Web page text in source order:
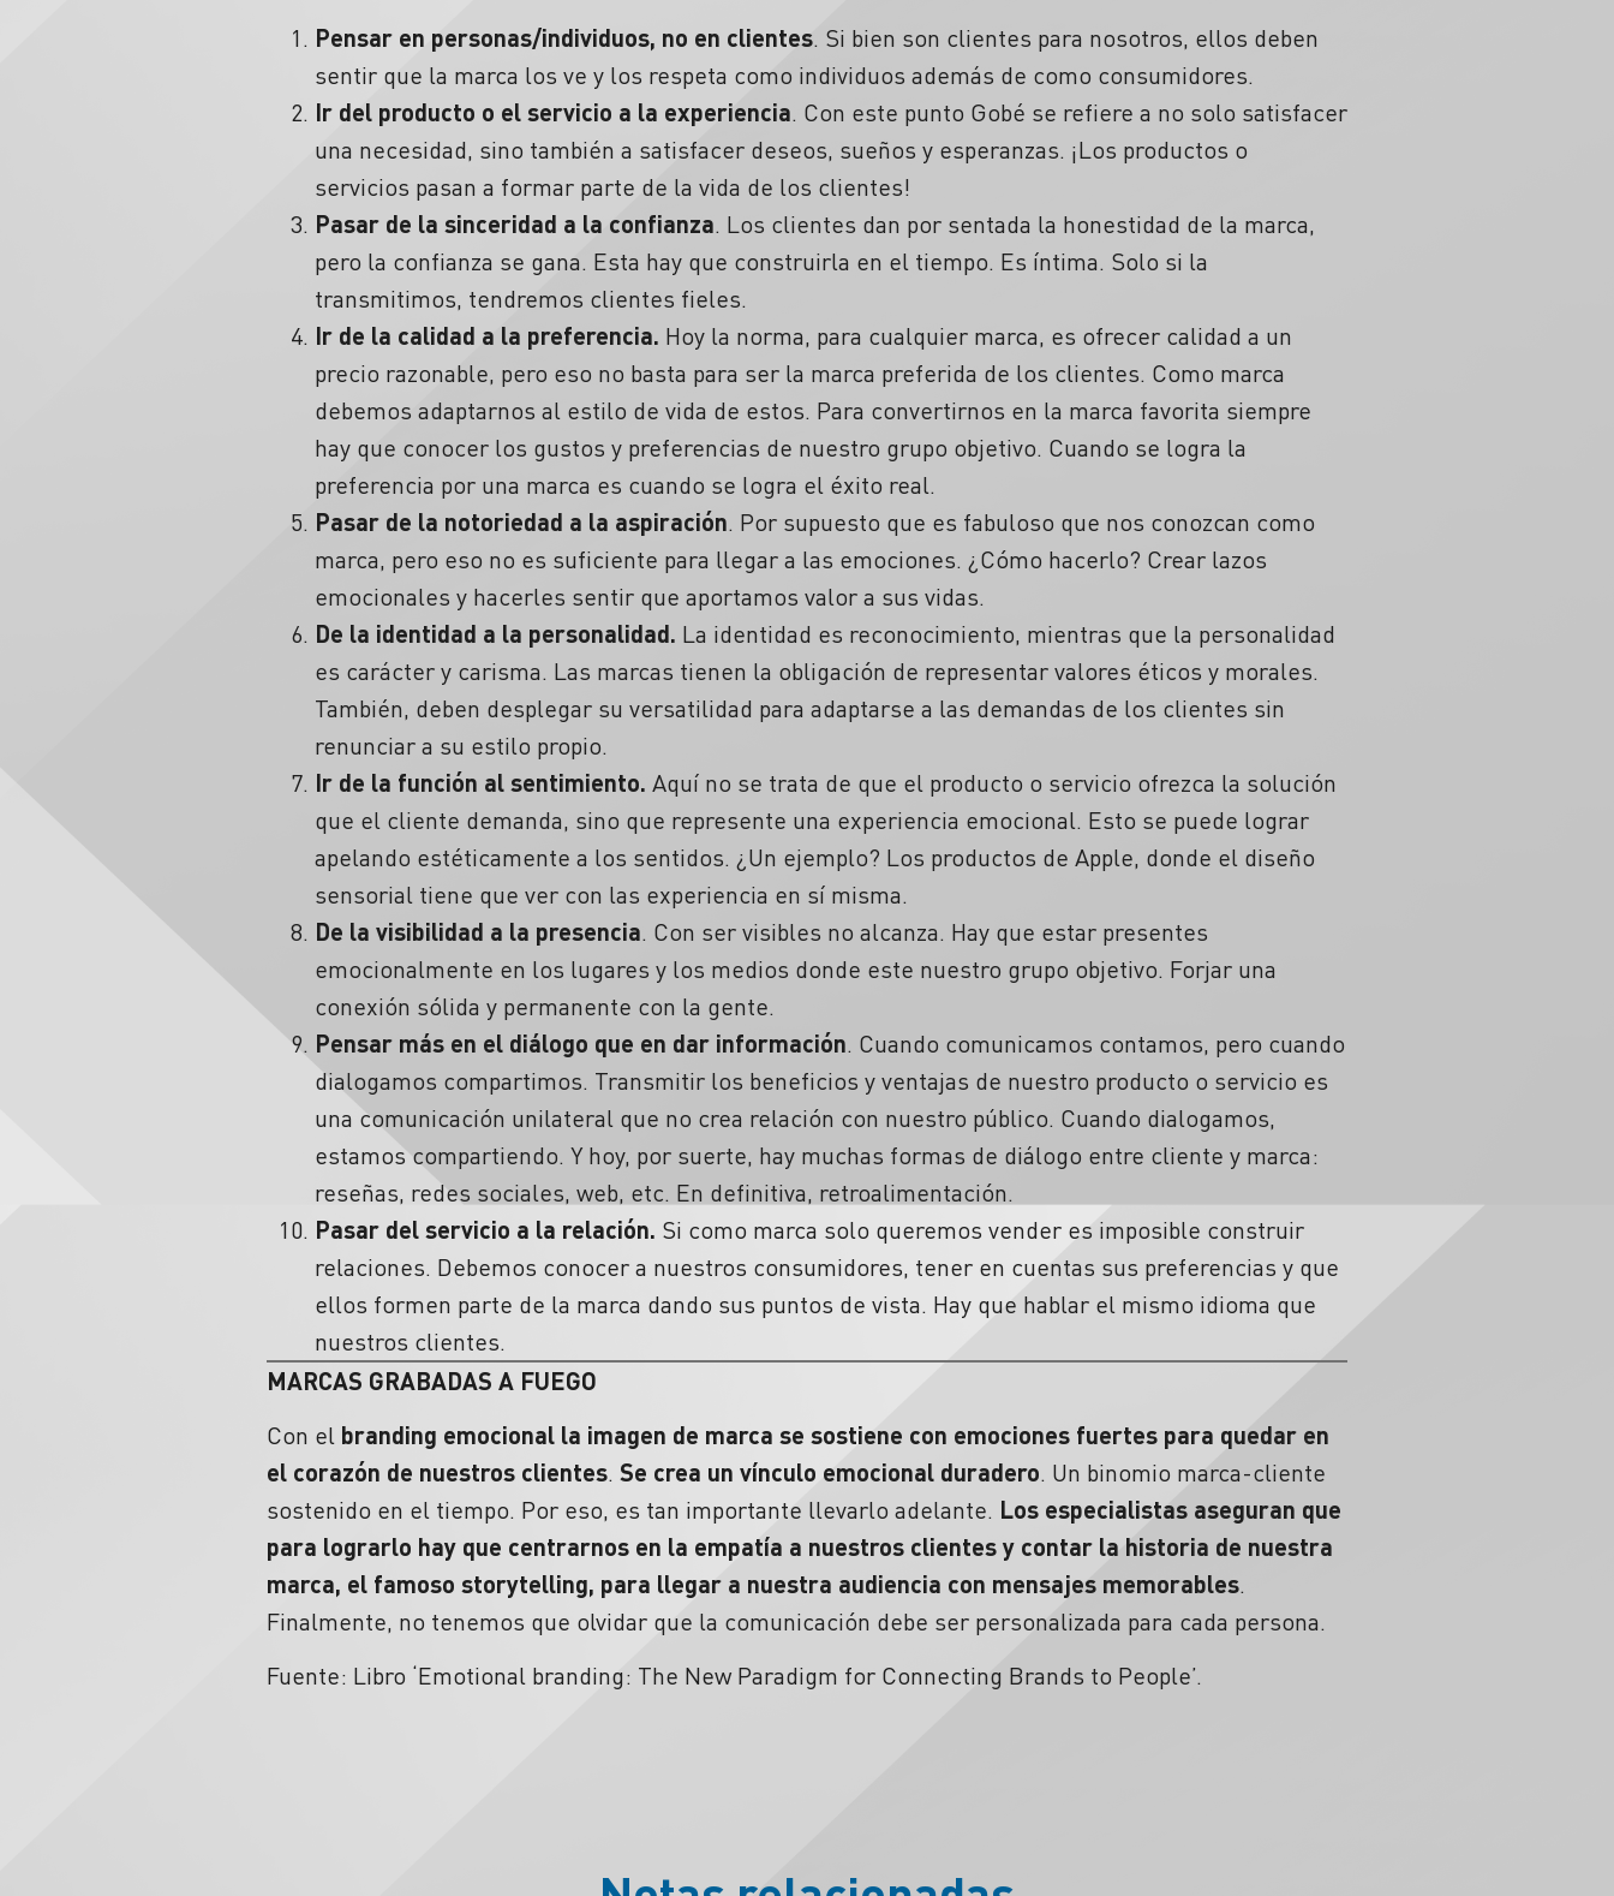
Pensar en personas/individuos, no en clientes. Si bien son clientes para nosotros, ellos deben
sentir que la marca los ve y los respeta como individuos además de como consumidores.
Ir del producto o el servicio a la experiencia. Con este punto Gobé se refiere a no solo satisfacer
una necesidad, sino también a satisfacer deseos, sueños y esperanzas. ¡Los productos o
servicios pasan a formar parte de la vida de los clientes!
Pasar de la sinceridad a la confianza. Los clientes dan por sentada la honestidad de la marca,
pero la confianza se gana. Esta hay que construirla en el tiempo. Es íntima. Solo si la
transmitimos, tendremos clientes fieles.
Ir de la calidad a la preferencia. Hoy la norma, para cualquier marca, es ofrecer calidad a un
precio razonable, pero eso no basta para ser la marca preferida de los clientes. Como marca
debemos adaptarnos al estilo de vida de estos. Para convertirnos en la marca favorita siempre
hay que conocer los gustos y preferencias de nuestro grupo objetivo. Cuando se logra la
preferencia por una marca es cuando se logra el éxito real.
Pasar de la notoriedad a la aspiración. Por supuesto que es fabuloso que nos conozcan como
marca, pero eso no es suficiente para llegar a las emociones. ¿Cómo hacerlo? Crear lazos
emocionales y hacerles sentir que aportamos valor a sus vidas.
De la identidad a la personalidad. La identidad es reconocimiento, mientras que la personalidad
es carácter y carisma. Las marcas tienen la obligación de representar valores éticos y morales.
También, deben desplegar su versatilidad para adaptarse a las demandas de los clientes sin
renunciar a su estilo propio.
Ir de la función al sentimiento. Aquí no se trata de que el producto o servicio ofrezca la solución
que el cliente demanda, sino que represente una experiencia emocional. Esto se puede lograr
apelando estéticamente a los sentidos. ¿Un ejemplo? Los productos de Apple, donde el diseño
sensorial tiene que ver con las experiencia en sí misma.
De la visibilidad a la presencia. Con ser visibles no alcanza. Hay que estar presentes
emocionalmente en los lugares y los medios donde este nuestro grupo objetivo. Forjar una
conexión sólida y permanente con la gente.
Pensar más en el diálogo que en dar información. Cuando comunicamos contamos, pero cuando
dialogamos compartimos. Transmitir los beneficios y ventajas de nuestro producto o servicio es
una comunicación unilateral que no crea relación con nuestro público. Cuando dialogamos,
estamos compartiendo. Y hoy, por suerte, hay muchas formas de diálogo entre cliente y marca:
reseñas, redes sociales, web, etc. En definitiva, retroalimentación.
Pasar del servicio a la relación. Si como marca solo queremos vender es imposible construir
relaciones. Debemos conocer a nuestros consumidores, tener en cuentas sus preferencias y que
ellos formen parte de la marca dando sus puntos de vista. Hay que hablar el mismo idioma que
nuestros clientes.
MARCAS GRABADAS A FUEGO
Con el branding emocional la imagen de marca se sostiene con emociones fuertes para quedar en
el corazón de nuestros clientes. Se crea un vínculo emocional duradero. Un binomio marca-cliente
sostenido en el tiempo. Por eso, es tan importante llevarlo adelante. Los especialistas aseguran que
para lograrlo hay que centrarnos en la empatía a nuestros clientes y contar la historia de nuestra
marca, el famoso storytelling, para llegar a nuestra audiencia con mensajes memorables.
Finalmente, no tenemos que olvidar que la comunicación debe ser personalizada para cada persona.
Fuente: Libro ‘Emotional branding: The New Paradigm for Connecting Brands to People’.